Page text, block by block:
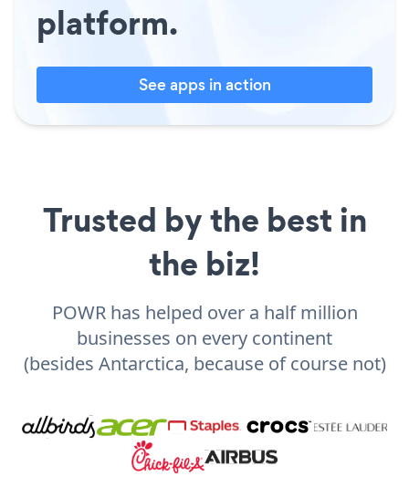
platform.
See apps in action
Trusted by the best in
the biz!
POWR has helped over a half million
businesses on every continent
(besides Antarctica, because of course not)